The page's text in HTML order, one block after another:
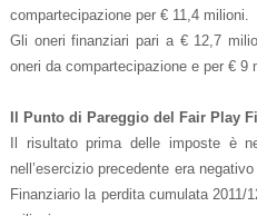
compartecipazione per € 11,4 milioni.
Gli oneri finanziari pari a € 12,7
oneri da compartecipazione e per €
Il Punto di Pareggio del Fair Play
Il risultato prima delle imposte è
nell’esercizio precedente era
Finanziario la perdita cumulata 2011/